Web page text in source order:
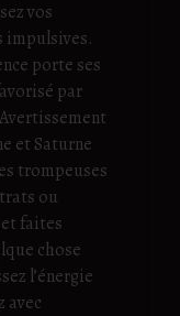
vos
impulsives.
porte ses
par
et Saturne
trompeuses
ou
faites
chose
l’énergie
avec